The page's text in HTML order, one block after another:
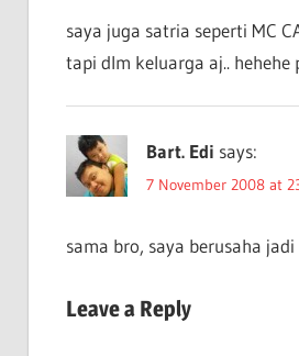
saya juga satria seperti MC
tapi dlm keluarga aj.. hehehe
Bart. Edi says:
7 November 2008 at
sama bro, saya berusaha
Leave a Reply